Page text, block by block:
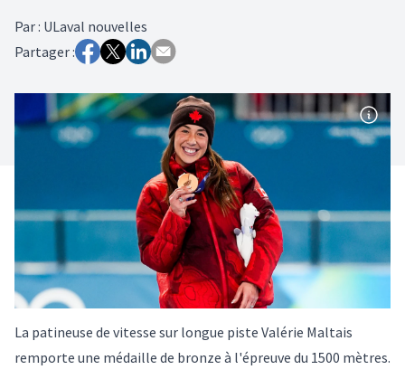
Par: ULaval nouvelles
Partager :
La patineuse de vitesse sur longue piste Valérie Maltais
remporte une médaille de bronze à l'épreuve du 1500 mètres.